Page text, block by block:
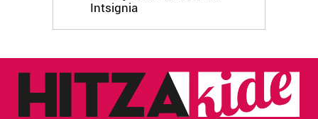
Intsignia